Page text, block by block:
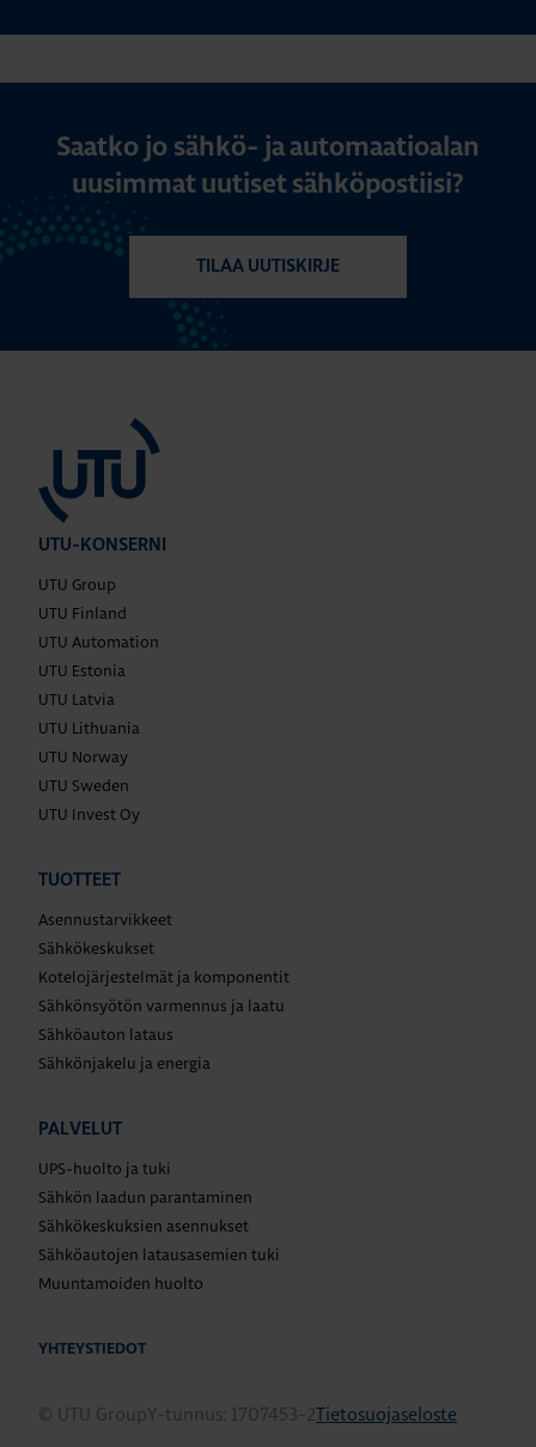
Saatko jo sähkö- ja automaatioalan
uusimmat uutiset sähköpostiisi?
TILAA UUTISKIRJE
UTU-KONSERNI
UTU Group
UTU Finland
UTU Automation
UTU Estonia
UTU Latvia
UTU Lithuania
UTU Norway
UTU Sweden
UTU Invest Oy
TUOTTEET
Asennustarvikkeet
Sähkökeskukset
Kotelojärjestelmät ja komponentit
Sähkönsyötön varmennus ja laatu
Sähköauton lataus
Sähkönjakelu ja energia
PALVELUT
UPS-huolto ja tuki
Sähkön laadun parantaminen
Sähkökeskuksien asennukset
Sähköautojen latausasemien tuki
Muuntamoiden huolto
YHTEYSTIEDOT
© UTU GroupY-tunnus: 1707453-2Tietosuojaseloste